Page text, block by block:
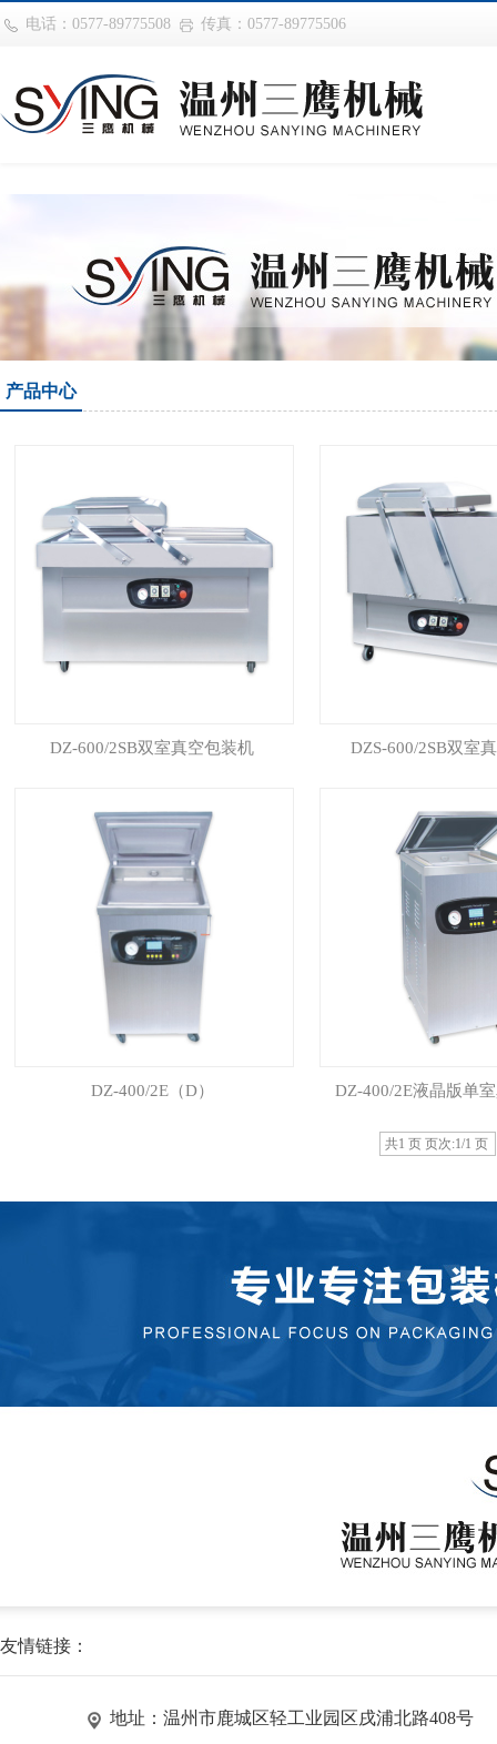
巴西vs摩洛哥
电话：0577-89775508 传真：0577-89775506
产品中心
DZ-600/2SB双室真空包装机 DZS-600/2SB双室
DZ-400/2E（D） DZ-400/2E液晶版单
共1 页 页次:1/1 页
友情链接：
地址：温州市鹿城区轻工业园区戌浦北路408号